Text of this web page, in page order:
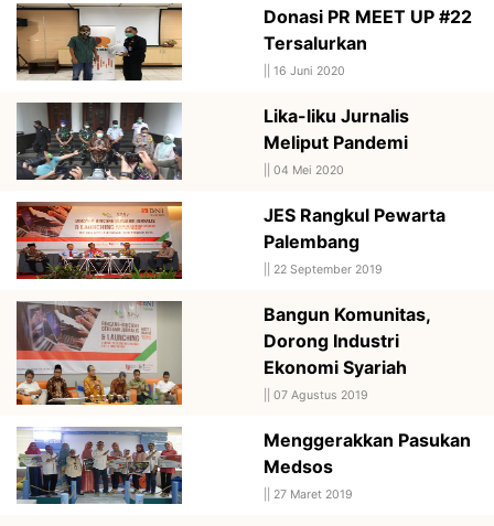
Donasi PR MEET UP #22
Tersalurkan
16 Juni 2020
Lika-liku Jurnalis
Meliput Pandemi
04 Mei 2020
JES Rangkul Pewarta
Palembang
22 September 2019
Bangun Komunitas,
Dorong Industri
Ekonomi Syariah
07 Agustus 2019
Menggerakkan Pasukan
Medsos
27 Maret 2019